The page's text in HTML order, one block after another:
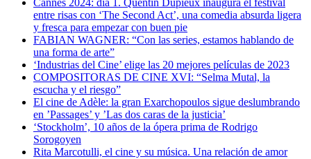
Cannes 2024: día 1. Quentin Dupieux inaugura el festival
entre risas con ‘The Second Act’, una comedia absurda ligera
y fresca para empezar con buen pie
FABIAN WAGNER: “Con las series, estamos hablando de
una forma de arte”
‘Industrias del Cine’ elige las 20 mejores películas de 2023
COMPOSITORAS DE CINE XVI: “Selma Mutal, la
escucha y el riesgo”
El cine de Adèle: la gran Exarchopoulos sigue deslumbrando
en ’Passages’ y ’Las dos caras de la justicia’
‘Stockholm’, 10 años de la ópera prima de Rodrigo
Sorogoyen
Rita Marcotulli, el cine y su música. Una relación de amor